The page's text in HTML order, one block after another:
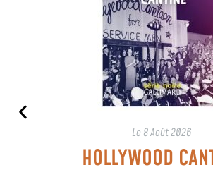
Le 8 Août 2026
HOLLYWOOD